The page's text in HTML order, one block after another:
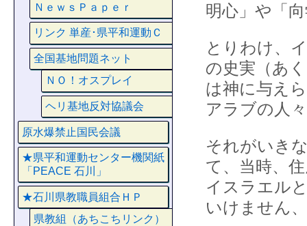
明心」や「
とりわけ、
の史実（あ
は神に与え
アラブの人
それがいき
て、当時、
イスラエル
いけません
ＮｅｗｓＰａｐｅｒ
リンク 単産･県平和運動Ｃ
全国基地問題ネット
ＮＯ！オスプレイ
ヘリ基地反対協議会
原水爆禁止国民会議
★県平和運動センター機関紙
「PEACE 石川」
★石川県教職員組合ＨＰ
県教組（あちこちリンク）